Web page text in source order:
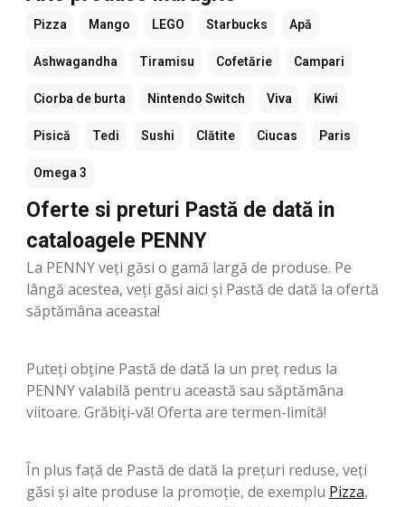
Pizza Mango LEGO Starbucks Apă
Ashwagandha Tiramisu Cofetărie Campari
Ciorba de burta Nintendo Switch Viva Kiwi
Pisică Tedi Sushi Clătite Ciucas Paris
Omega 3
Oferte si preturi Pastă de dată in
cataloagele PENNY
La PENNY veți găsi o gamă largă de produse. Pe
lângă acestea, veți găsi aici și Pastă de dată la ofertă
săptămâna aceasta!
Puteți obține Pastă de dată la un preț redus la
PENNY valabilă pentru această sau săptămâna
viitoare. Grăbiți-vă! Oferta are termen-limită!
În plus față de Pastă de dată la prețuri reduse, veți
găsi și alte produse la promoție, de exemplu Pizza,